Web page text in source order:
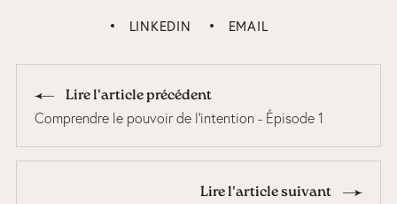
LINKEDIN
EMAIL
Lire l'article précédent
Comprendre le pouvoir de l'intention - Épisode 1
Lire l'article suivant